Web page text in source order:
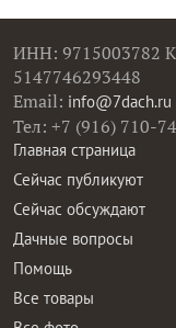
ИНН: 9715003782
5147746293448
Email: info@7dach.ru
Тел: +7 (916) 710-
Главная страница
Сейчас публикуют
Сейчас обсуждают
Дачные вопросы
Помощь
Все товары